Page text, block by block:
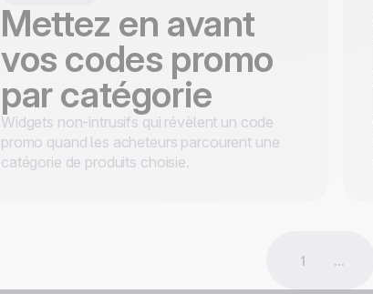
Mettez en avant
vos codes promo
par catégorie
Widgets non-intrusifs qui révèlent un code
promo quand les acheteurs parcourent une
catégorie de produits choisie.
1 ...